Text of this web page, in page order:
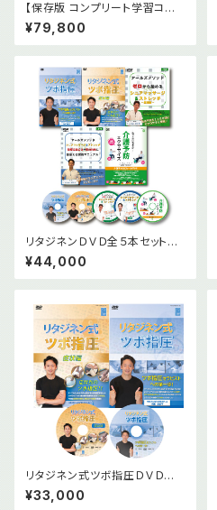
【保存版 コンプリート学習コー
ス】解剖経穴タオル 前後面2枚
＋オンライン教材(基礎編2本・
実技篇5本)＋DVD2本セット
¥79,800
リタジネンＤＶＤ全５本セット＆
オンライン版(小冊子３冊付)
¥44,000
リタジネン式ツボ指圧ＤＶＤ版２
本セット＆オンライン版（小冊子
１冊付）
¥33,000